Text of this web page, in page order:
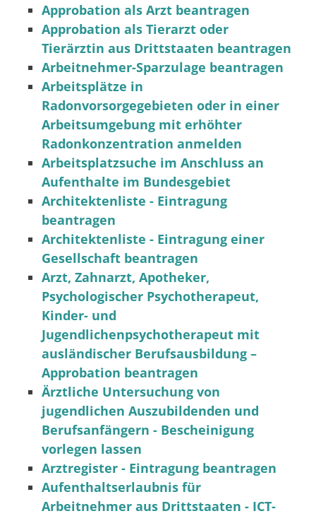
Approbation als Arzt beantragen
Approbation als Tierarzt oder
Tierärztin aus Drittstaaten beantragen
Arbeitnehmer-Sparzulage beantragen
Arbeitsplätze in
Radonvorsorgegebieten oder in einer
Arbeitsumgebung mit erhöhter
Radonkonzentration anmelden
Arbeitsplatzsuche im Anschluss an
Aufenthalte im Bundesgebiet
Architektenliste - Eintragung
beantragen
Architektenliste - Eintragung einer
Gesellschaft beantragen
Arzt, Zahnarzt, Apotheker,
Psychologischer Psychotherapeut,
Kinder- und
Jugendlichenpsychotherapeut mit
ausländischer Berufsausbildung –
Approbation beantragen
Ärztliche Untersuchung von
jugendlichen Auszubildenden und
Berufsanfängern - Bescheinigung
vorlegen lassen
Arztregister - Eintragung beantragen
Aufenthaltserlaubnis für
Arbeitnehmer aus Drittstaaten - ICT-